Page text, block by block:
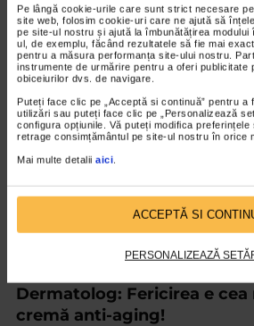
Pe lângă cookie-urile care sunt strict necesare
site web, folosim cookie-uri care ne ajută să
pe site-ul nostru și ajută la îmbunătățirea
ul, de exemplu, făcând rezultatele să fie mai
pentru a măsura performanța site-ului nostru.
instrumente de urmărire pentru a oferi publicitate
obiceiurilor dvs. de navigare.
Puteți face clic pe „Acceptă si continuă” pentru a
utilizări sau puteți face clic pe „Personalizează
configura opțiunile. Vă puteți modifica
retrage consimțământul pe site-ul nostru în orice
Mai multe detalii aici
ACCEPTĂ SI
PERSONALIZEAZĂ
4.472 vizualizari
VIDEO
Dermatolog: Fericirea e cea
cremă anti-aging!